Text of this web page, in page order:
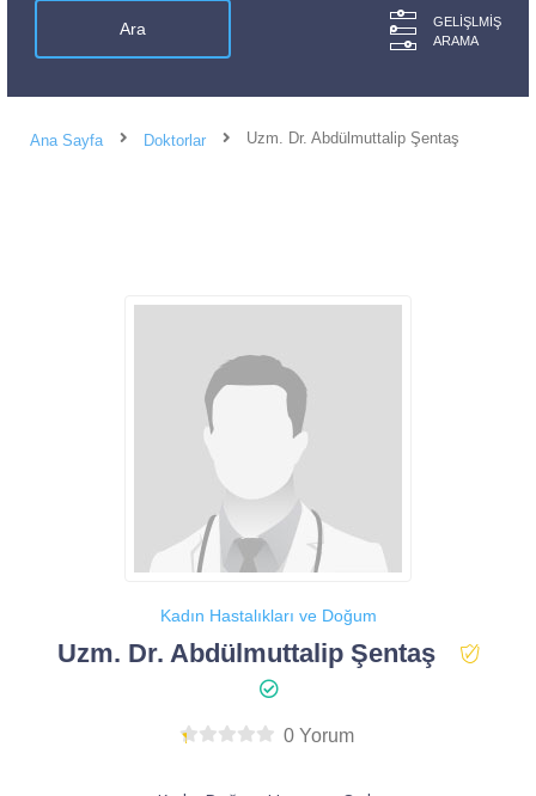
GELIŞLMIŞ
ARAMA
Ana Sayfa Doktorlar Uzm. Dr. Abdülmuttalip Şentaş
Kadın Hastalıkları ve Doğum
Uzm. Dr. Abdülmuttalip Şentaş
0 Yorum